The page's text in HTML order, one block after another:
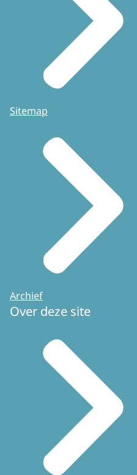
Sitemap
Archief
Over deze site